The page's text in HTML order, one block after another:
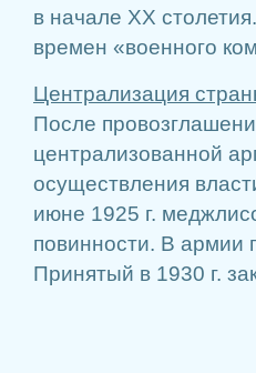
в начале XX
времен «военного
Централизация
После
централизованной
осуществления
июне 1925 г.
повинности. В армии
Принятый в 1930 г.